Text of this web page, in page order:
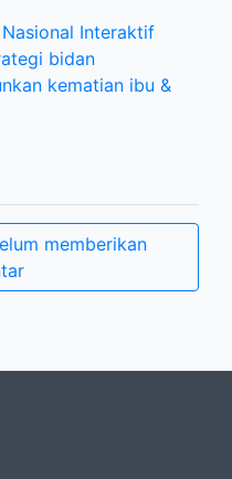
Interaktif
bidan
kematian ibu &
memberikan